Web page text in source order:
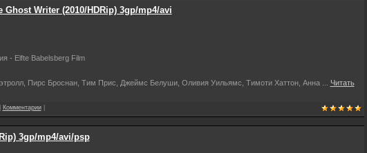
Writer (2010/HDRip) 3gp/mp4/avi
- Elfte Babelsberg Film
Пирс Броснан, Тим Прис, Джеймс Белуши, Оливия Уильямс, Тимоти Хаттон, Анна
Читать
Комментарии|
3gp/mp4/avi/psp